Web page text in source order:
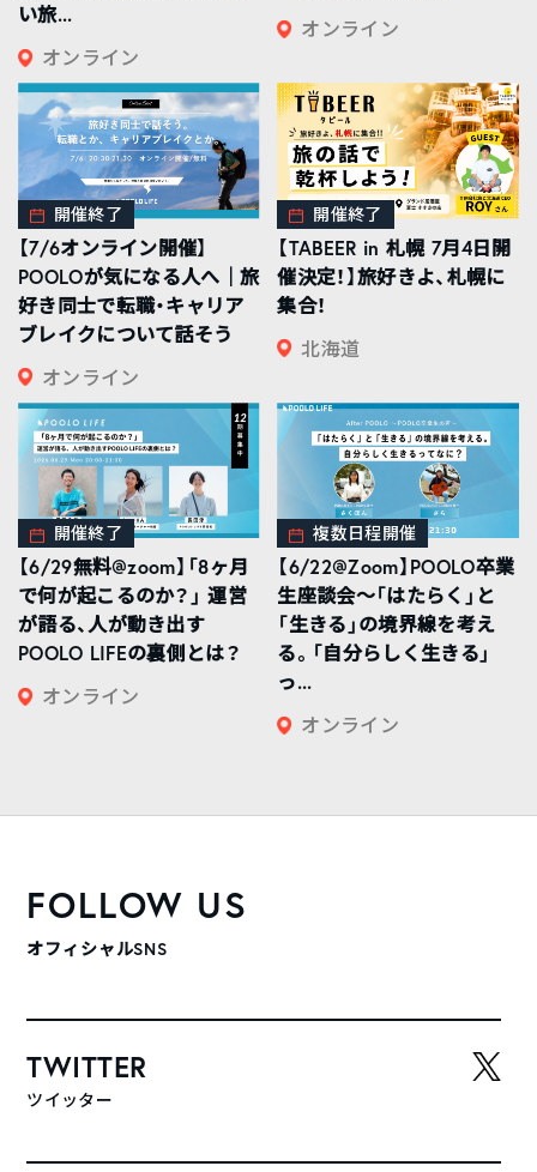
い旅...
オンライン
オンライン
開催終了
【7/6オンライン開催】
POOLOが気になる人へ｜旅
好き同士で転職・キャリア
ブレイクについて話そう
オンライン
開催終了
【TABEER in 札幌 7月4日開
催決定！】旅好きよ、札幌に
集合！
北海道
開催終了
【6/29無料@zoom】「8ヶ月
で何が起こるのか？」 運営
が語る、人が動き出す
POOLO LIFEの裏側とは？
オンライン
複数日程開催
【6/22@Zoom】POOLO卒業
生座談会〜「はたらく」と
「生きる」の境界線を考え
る。「自分らしく生きる」
っ...
オンライン
FOLLOW US
オフィシャルSNS
TWITTER
ツイッター